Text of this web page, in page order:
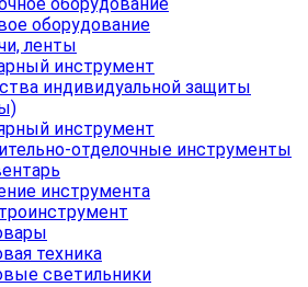
оборудование
ленты
инструмент
индивидуальной защиты
инструмент
отделочные инструменты
инструмента
техника
светильники